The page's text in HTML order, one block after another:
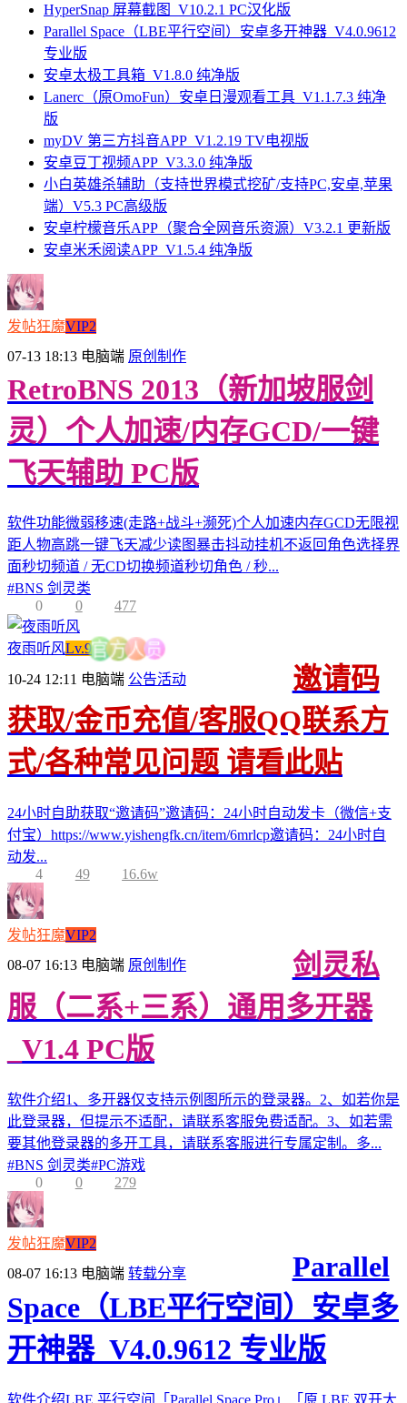
HyperSnap 屏幕截图_V10.2.1 PC汉化版
Parallel Space（LBE平行空间）安卓多开神器_V4.0.9612
专业版
安卓太极工具箱_V1.8.0 纯净版
Lanerc（原OmoFun）安卓日漫观看工具_V1.1.7.3 纯净
版
myDV 第三方抖音APP_V1.2.19 TV电视版
安卓豆丁视频APP_V3.3.0 纯净版
小白英雄杀辅助（支持世界模式挖矿/支持PC,安卓,苹果
端）V5.3 PC高级版
安卓柠檬音乐APP（聚合全网音乐资源）V3.2.1 更新版
安卓米禾阅读APP_V1.5.4 纯净版
发帖狂魔VIP2
07-13 18:13 电脑端 原创制作
RetroBNS 2013（新加坡服剑
灵）个人加速/内存GCD/一键
飞天辅助 PC版
软件功能微弱移速(走路+战斗+濒死)个人加速内存GCD无限视
距人物高跳一键飞天减少读图暴击抖动挂机不返回角色选择界
面秒切频道 / 无CD切换频道秒切角色 / 秒...
#BNS 剑灵类
0
0 477
夜雨听风Lv.9官 方 人 员
10-24 12:11 电脑端 公告活动
邀请码
获取/金币充值/客服QQ联系方
式/各种常见问题 请看此贴
24小时自助获取“邀请码”邀请码：24小时自动发卡（微信+支
付宝）https://www.yishengfk.cn/item/6mrlcp邀请码：24小时自
动发...
4
49 16.6w
发帖狂魔VIP2
08-07 16:13 电脑端 原创制作
剑灵私
服（二系+三系）通用多开器
_V1.4 PC版
软件介绍1、多开器仅支持示例图所示的登录器。2、如若你是
此登录器，但提示不适配，请联系客服免费适配。3、如若需
要其他登录器的多开工具，请联系客服进行专属定制。多...
#BNS 剑灵类#PC游戏
0
0 279
发帖狂魔VIP2
08-07 16:13 电脑端 转载分享
Parallel
Space（LBE平行空间）安卓多
开神器_V4.0.9612 专业版
软件介绍LBE 平行空间「Parallel Space Pro」「原 LBE 双开大